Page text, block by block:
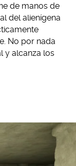
de manos de
del alienígena
No por nada
y alcanza los